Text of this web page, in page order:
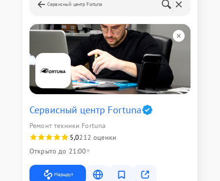
Сервисный центр Fortuna
Сервисный центр Fortuna
Ремонт техники Fortuna
5,0212 оценки
Открыто до 21:00
Маршрут